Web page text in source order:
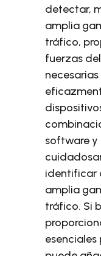
detectar,
amplia
tráfico,
fuerzas
software y
identificar
amplia
tráfico. Si
esenciales